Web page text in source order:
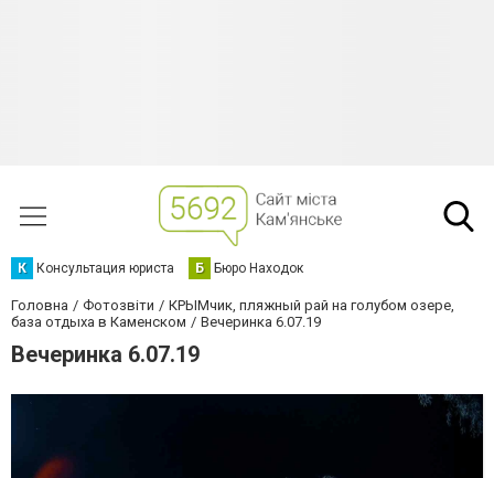
К Консультация юриста Б Бюро Находок
Головна Фотозвіти
КРЫМчик, пляжный рай на голубом озере,
база отдыха в Каменском
Вечеринка 6.07.19
Вечеринка 6.07.19